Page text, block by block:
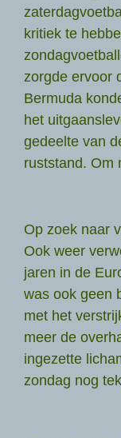
kritiek te
zorgde ervoor
Bermuda
het
gedeelte van
ruststand. Om
Op zoek naar
Ook weer
jaren in de
was ook geen
met het
meer de
ingezette
zondag nog